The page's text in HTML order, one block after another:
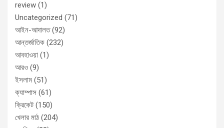
review (1)
Uncategorized (71)
আইন-আদালত(92)
আন্তর্জাতিক (232)
আবহাওয়া (1)
আরও (9)
ইসলাম (51)
ক্যাম্পাস (61)
ক্রিকেট (150)
খেলার মাঠ (204)